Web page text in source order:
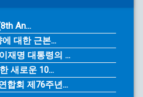
An...
대한 근본...
재명 대통령의 ...
새로운 10...
합회 제76주년...